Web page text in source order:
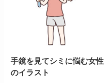
手鏡を見てシミに悩む女性
のイラスト